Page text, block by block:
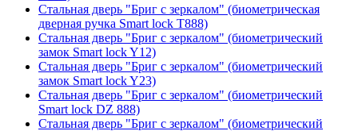
Стальная дверь "Бриг с зеркалом" (биометрическая
дверная ручка Smart lock T888)
Стальная дверь "Бриг с зеркалом" (биометрический
замок Smart lock Y12)
Стальная дверь "Бриг с зеркалом" (биометрический
замок Smart lock Y23)
Стальная дверь "Бриг с зеркалом" (биометрический
Smart lock DZ 888)
Стальная дверь "Бриг с зеркалом" (биометрический